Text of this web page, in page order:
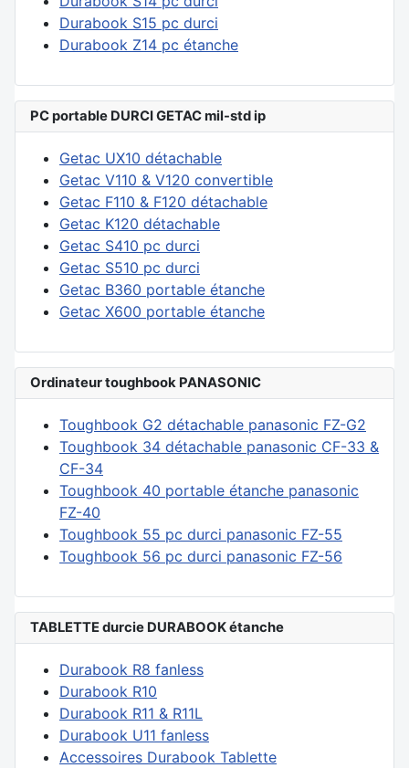
Durabook S15 pc durci
Durabook Z14 pc étanche
PC portable DURCI GETAC mil-std ip
Getac UX10 détachable
Getac V110 & V120 convertible
Getac F110 & F120 détachable
Getac K120 détachable
Getac S410 pc durci
Getac S510 pc durci
Getac B360 portable étanche
Getac X600 portable étanche
Ordinateur toughbook PANASONIC
Toughbook G2 détachable panasonic FZ-G2
Toughbook 34 détachable panasonic CF-33 &
CF-34
Toughbook 40 portable étanche panasonic
FZ-40
Toughbook 55 pc durci panasonic FZ-55
Toughbook 56 pc durci panasonic FZ-56
TABLETTE durcie DURABOOK étanche
Durabook R8 fanless
Durabook R10
Durabook R11 & R11L
Durabook U11 fanless
Accessoires Durabook Tablette